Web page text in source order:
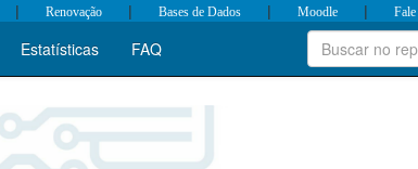
| Renovação | Bases de Dados | Moodle |
Estatísticas FAQ